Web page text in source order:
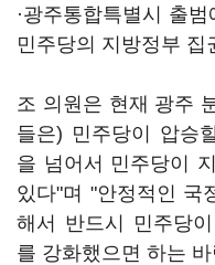
·광주통합특별시 출
민주당의 지방정부 집
조 의원은 현재 광주
들은) 민주당이 압승
을 넘어서 민주당이
있다"며 "안정적인 국
해서 반드시 민주당
를 강화했으면 하는